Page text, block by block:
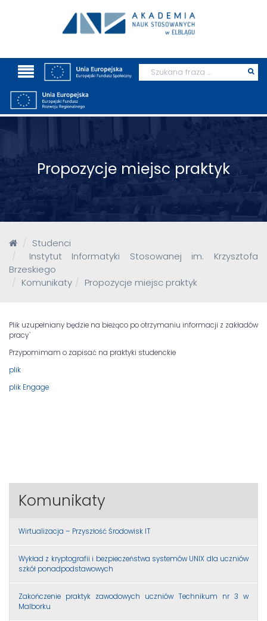
Wyszukaj
Propozycje miejsc praktyk
Studenci
Instytut Informatyki Stosowanej im. Krzysztofa
Brzeskiego
Komunikaty
Propozycje miejsc praktyk
Plik uzupełniany będzie na bieżąco po otrzymaniu informacji z zakładów
pracy`
Przypomimam o zapisać na praktyki studenckie
plik
plik Engage
Komunikaty
Wirtualizacja – Przyszłość Środowisk IT
Wykład z kryptografii i bezpieczeństwa systemów UNIX dla uczniów
szkół ponadpodstawowych
Zakończenie praktyk zawodowych uczniów Technikum nr 3 w
Malborku